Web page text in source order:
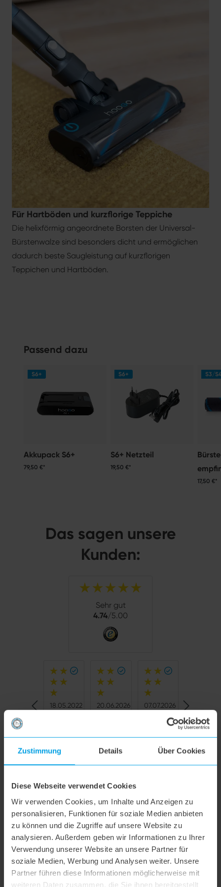
Zustimmung Details Über Cookies
Diese Webseite verwendet Cookies
Wir verwenden Cookies, um Inhalte und Anzeigen zu
personalisieren, Funktionen für soziale Medien anbieten
zu können und die Zugriffe auf unsere Website zu
analysieren. Außerdem geben wir Informationen zu Ihrer
Verwendung unserer Website an unsere Partner für
soziale Medien, Werbung und Analysen weiter. Unsere
Partner führen diese Informationen möglicherweise mit
weiteren Daten zusammen, die Sie ihnen bereitgestellt
Für Hartböden und kurzflorige Teppiche
Die helixförmig angeordnete Borsten der Universal-
Bürstenwalze sind besonders dicht und ermöglichen
dadurch beste Saugleistung auf kurzflorigen
Teppichen und Hartböden.
Passend dazu
S6+
Akkupack S6+
79,50 €*
S6+
S6+ Netzteil
19,50 €*
S3/
und
17,50 €*
Das sagen unsere
Kunden:
Sehr gut
4.74/5.00
13.02.2026
Perfekt
für die
Zwischenreinigung
in
kleinen
Massagestudio.
Tolle
Verarbeitung,
gute
Leistung,
durchdachtes
Design.
Antwort
lesen
18.05.2022
sich mit
seinen
Rollen
angenehm
lenken.
Die
Kabellänge
ermöglicht
ein
bequemes
lesen
20.06.2026
schnelle
Lieferung
lesen
07.07.2026
Schnelle
beschrieben
lesen
Schnelle
Lieferung.
!
Antwort
lesen
#hoogo ...and shine!